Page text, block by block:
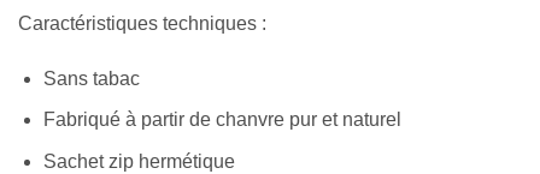
Caractéristiques techniques :
Sans tabac
Fabriqué à partir de chanvre pur et naturel
Sachet zip hermétique